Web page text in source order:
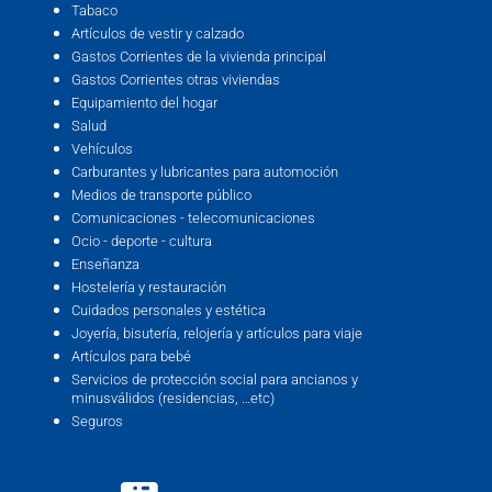
Tabaco
Artículos de vestir y calzado
Gastos Corrientes de la vivienda principal
Gastos Corrientes otras viviendas
Equipamiento del hogar
Salud
Vehículos
Carburantes y lubricantes para automoción
Medios de transporte público
Comunicaciones - telecomunicaciones
Ocio - deporte - cultura
Enseñanza
Hostelería y restauración
Cuidados personales y estética
Joyería, bisutería, relojería y artículos para viaje
Artículos para bebé
Servicios de protección social para ancianos y
minusválidos (residencias, …etc)
Seguros